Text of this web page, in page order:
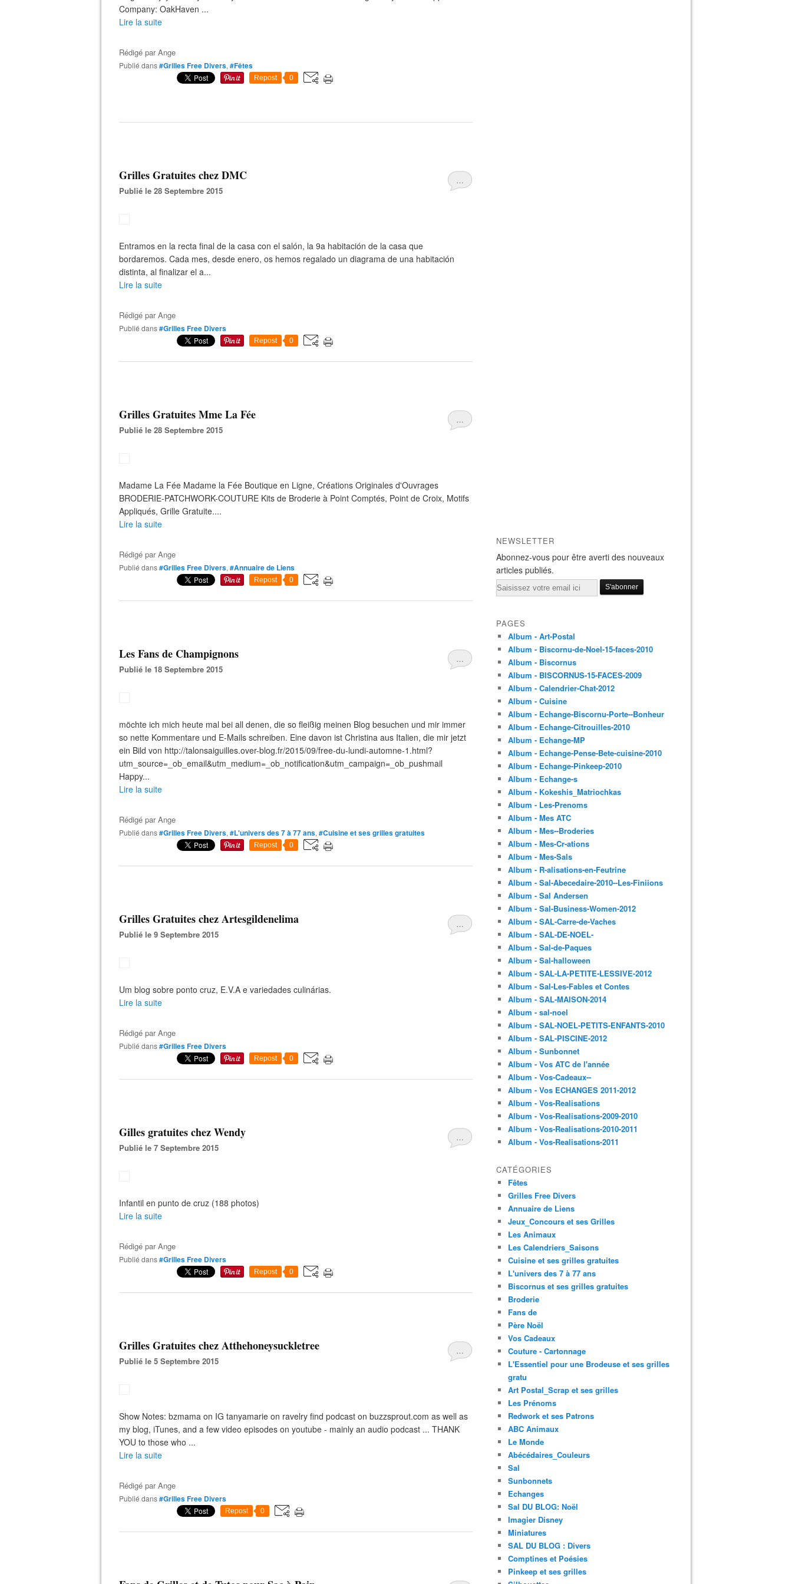
Company: OakHaven ...
Lire la suite
Rédigé parAnge
Publié dans#Grilles Free Divers, #Fêtes
Repost 0
…
Grilles Gratuites chez DMC
Publié le 28 Septembre 2015
Entramos en la recta final de la casa con el salón, la 9a habitación de la casa que
bordaremos. Cada mes, desde enero, os hemos regalado un diagrama de una habitación
distinta, al finalizar el a...
Lire la suite
Rédigé parAnge
Publié dans#Grilles Free Divers
Repost 0
…
Grilles Gratuites Mme La Fée
Publié le 28 Septembre 2015
Madame La Fée Madame la Fée Boutique en Ligne, Créations Originales d'Ouvrages
BRODERIE-PATCHWORK-COUTURE Kits de Broderie à Point Comptés, Point de Croix, Motifs
Appliqués, Grille Gratuite....
Lire la suite
Rédigé parAnge
Publié dans#Grilles Free Divers, #Annuaire de Liens
Repost 0
…
Les Fans de Champignons
Publié le 18 Septembre 2015
möchte ich mich heute mal bei all denen, die so fleißig meinen Blog besuchen und mir immer
so nette Kommentare und E-Mails schreiben. Eine davon ist Christina aus Italien, die mir jetzt
ein Bild von http://talonsaiguilles.over-blog.fr/2015/09/free-du-lundi-automne-1.html?
utm_source=_ob_email&utm_medium=_ob_notification&utm_campaign=_ob_pushmail
Happy...
Lire la suite
Rédigé parAnge
Publié dans#Grilles Free Divers, #L'univers des 7 à 77 ans, #Cuisine et ses grilles gratuites
Repost 0
…
Grilles Gratuites chez Artesgildenelima
Publié le 9 Septembre 2015
Um blog sobre ponto cruz, E.V.A e variedades culinárias.
Lire la suite
Rédigé parAnge
Publié dans#Grilles Free Divers
Repost 0
…
Gilles gratuites chez Wendy
Publié le 7 Septembre 2015
Infantil en punto de cruz (188 photos)
Lire la suite
Rédigé parAnge
Publié dans#Grilles Free Divers
Repost 0
…
Grilles Gratuites chez Atthehoneysuckletree
Publié le 5 Septembre 2015
Show Notes: bzmama on IG tanyamarie on ravelry find podcast on buzzsprout.com as well as
my blog, iTunes, and a few video episodes on youtube - mainly an audio podcast ... THANK
YOU to those who ...
Lire la suite
Rédigé parAnge
Publié dans#Grilles Free Divers
Repost 0
NEWSLETTER
Abonnez-vous pour être averti des nouveaux
articles publiés.
Email
PAGES
Album - Art-Postal
Album - Biscornu-de-Noel-15-faces-2010
Album - Biscornus
Album - BISCORNUS-15-FACES-2009
Album - Calendrier-Chat-2012
Album - Cuisine
Album - Echange-Biscornu-Porte--Bonheur
Album - Echange-Citrouilles-2010
Album - Echange-MP
Album - Echange-Pense-Bete-cuisine-2010
Album - Echange-Pinkeep-2010
Album - Echange-s
Album - Kokeshis_Matriochkas
Album - Les-Prenoms
Album - Mes ATC
Album - Mes--Broderies
Album - Mes-Cr-ations
Album - Mes-Sals
Album - R-alisations-en-Feutrine
Album - Sal-Abecedaire-2010--Les-Finiions
Album - Sal Andersen
Album - Sal-Business-Women-2012
Album - SAL-Carre-de-Vaches
Album - SAL-DE-NOEL-
Album - Sal-de-Paques
Album - Sal-halloween
Album - SAL-LA-PETITE-LESSIVE-2012
Album - Sal-Les-Fables et Contes
Album - SAL-MAISON-2014
Album - sal-noel
Album - SAL-NOEL-PETITS-ENFANTS-2010
Album - SAL-PISCINE-2012
Album - Sunbonnet
Album - Vos ATC de l'année
Album - Vos-Cadeaux--
Album - Vos ECHANGES 2011-2012
Album - Vos-Realisations
Album - Vos-Realisations-2009-2010
Album - Vos-Realisations-2010-2011
Album - Vos-Realisations-2011
CATÉGORIES
Fêtes
Grilles Free Divers
Annuaire de Liens
Jeux_Concours et ses Grilles
Les Animaux
Les Calendriers_Saisons
Cuisine et ses grilles gratuites
L'univers des 7 à 77 ans
Biscornus et ses grilles gratuites
Broderie
Fans de
Père Noël
Vos Cadeaux
Couture - Cartonnage
L'Essentiel pour une Brodeuse et ses grilles
gratu
Art Postal_Scrap et ses grilles
Les Prénoms
Redwork et ses Patrons
ABC Animaux
Le Monde
Abécédaires_Couleurs
Sal
Sunbonnets
Echanges
Sal DU BLOG: Noël
Imagier Disney
Miniatures
SAL DU BLOG : Divers
Comptines et Poésies
Pinkeep et ses grilles